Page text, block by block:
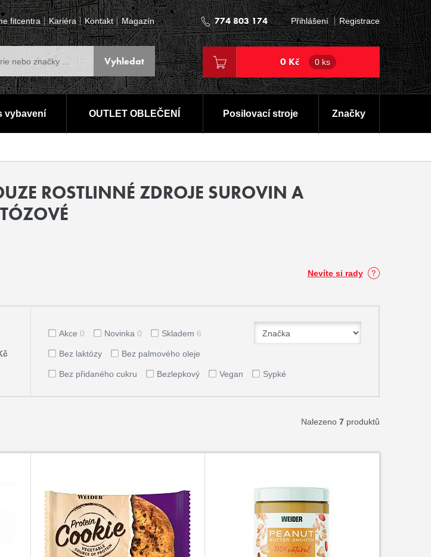
fitcentra Kariéra Kontakt Magazín 774 803 174 Přihlášení Registrace
0 Kč 0 ks
vybavení OUTLET OBLEČENÍ Posilovací stroje Značky
ROSTLINNÉ ZDROJE SUROVIN A
Nevíte si rady
Akce 0 Novinka 0 Skladem 6
Bez laktózy Bez palmového oleje
Bez přidaného cukru Bezlepkový Vegan Sypké
Nalezeno 7produktů